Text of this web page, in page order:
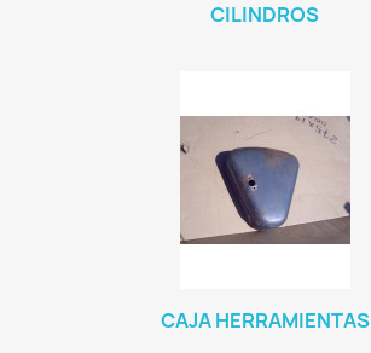
CILINDROS
CAJA HERRAMIENTAS